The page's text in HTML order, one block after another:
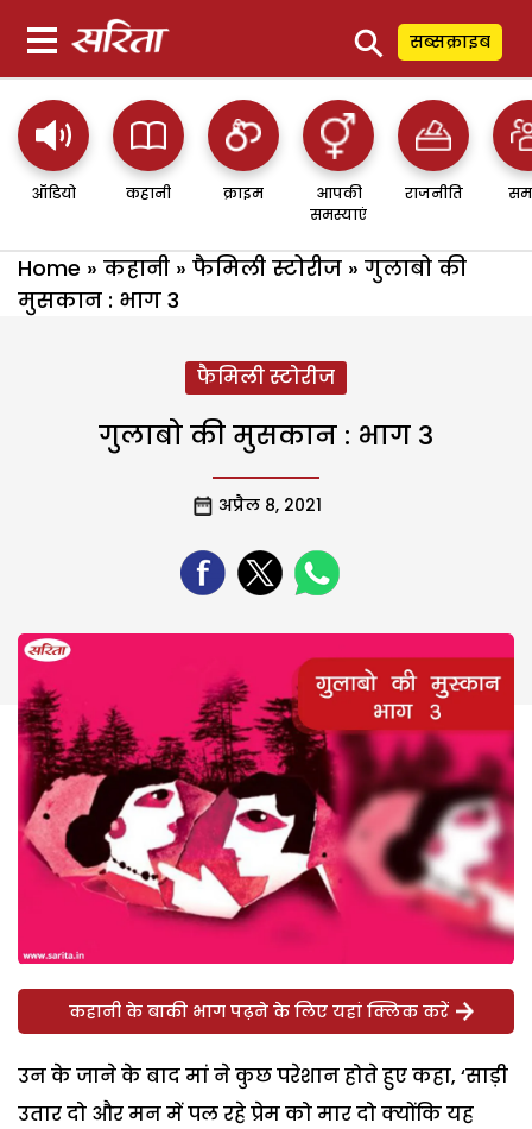
⚲ सब्सक्राइब
ऑडियो कहानी क्राइम
आपकी
समस्याएं
राजनीति
Home » कहानी » फैमिली स्टोरीज » गुलाबो की
मुसकान : भाग 3
फैमिली स्टोरीज
गुलाबो की मुसकान : भाग 3
अप्रैल 8, 2021
कहानी के बाकी भाग पढ़ने के लिए यहां क्लिक करें
उन के जाने के बाद मां ने कुछ परेशान होते हुए कहा, ‘साड़ी
उतार दो और मन में पल रहे प्रेम को मार दो क्योंकि यह